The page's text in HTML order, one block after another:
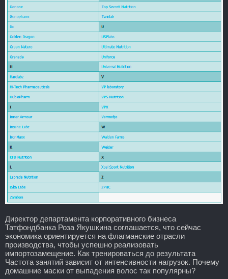
Директор департамента корпоративного бизнеса
Татфондбанка Роза Якушкина соглашается, что сейчас
экономика ориентируется на флагманские отрасли
производства, чтобы успешно реализовать
импортозамещение. Как тренироваться до результата
Частота занятий зависит от интенсивности нагрузок. Почему
домашние маски от выпадения волос так популярны?